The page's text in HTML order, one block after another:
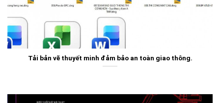
Tải bản vẽ thuyết minh đảm bảo an toàn giao thông.